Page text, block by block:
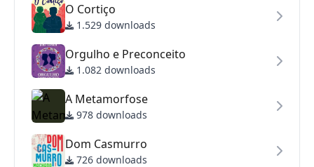
O Cortiço
1.529 downloads
Orgulho e Preconceito
1.082 downloads
A Metamorfose
978 downloads
Dom Casmurro
726 downloads